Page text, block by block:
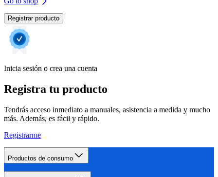
Registrar producto
Inicia sesión o crea una cuenta
Registra tu producto
Tendrás acceso inmediato a manuales, asistencia a medida y mucho
más. Además, es fácil y rápido.
Registrarme
Productos de consumo